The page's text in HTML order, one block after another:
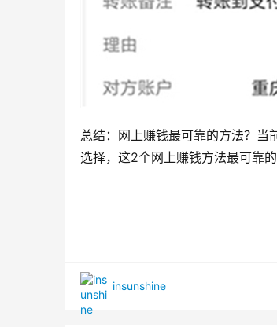
总结：网上赚钱最可靠的方法？当
选择，这2个网上赚钱方法最可靠
insunshine